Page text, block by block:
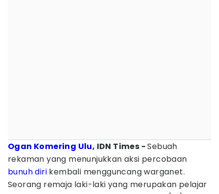
Ogan Komering Ulu, IDN Times -Sebuah
rekaman yang menunjukkan aksi percobaan
bunuh diri kembali mengguncang warganet.
Seorang remaja laki-laki yang merupakan pelajar